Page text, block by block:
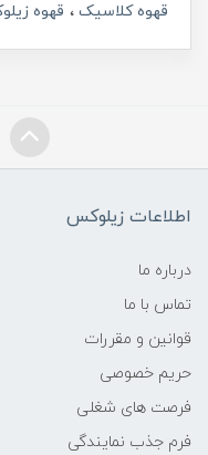
قهوه کلاسیک
قهوه
اطلاعات زیلوکس
درباره ما
تماس با ما
قوانین و مقررات
حریم خصوصی
فرصت های شغلی
فرم جذب نمایندگی